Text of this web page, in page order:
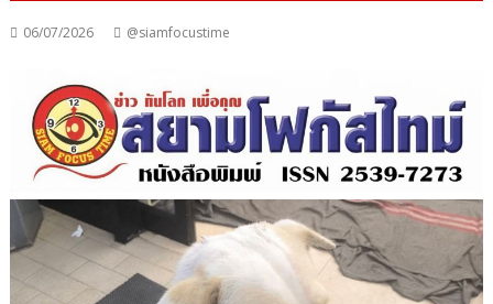
06/07/2026 @siamfocustime